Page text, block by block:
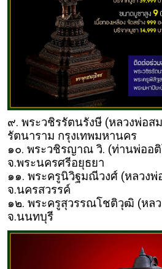
๙. พระวชิรรัตนรังษี (หลวงพ่อส
รัตนาราม กรุงเทพมหานคร
๑๐. พระวชิรญาณ วิ. (ท่านพ่ออ
จ.พระนครศรีอยุธยา
๑๑. พระครูนิวิฐมณีวงศ์ (หลวงพ่
จ.นครสวรรค์
๑๒. พระครูสุวรรณโชติวุฒิ (หล
จ.นนทบุรี